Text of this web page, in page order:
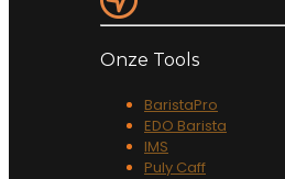
Onze Tools
BaristaPro
EDO Barista
IMS
Puly Caff